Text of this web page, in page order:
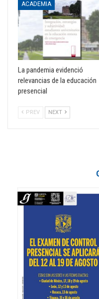
ACADEMIA
La pandemia evidenció
relevancias de la educación
presencial
PREV NEXT